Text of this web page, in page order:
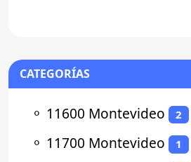
CATEGORÍAS
⚬ 11600 Montevideo 2
⚬ 11700 Montevideo 1